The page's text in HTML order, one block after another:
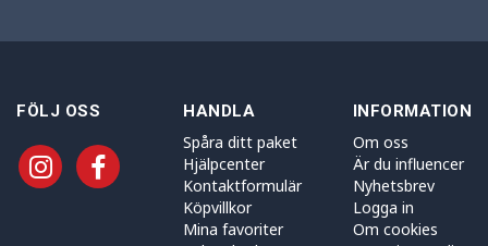
FÖLJ OSS HANDLA
Spåra ditt paket
Hjälpcenter
Kontaktformulär
Köpvillkor
Mina favoriter
INFORMATION
Om oss
Är du influencer
Nyhetsbrev
Logga in
Om cookies